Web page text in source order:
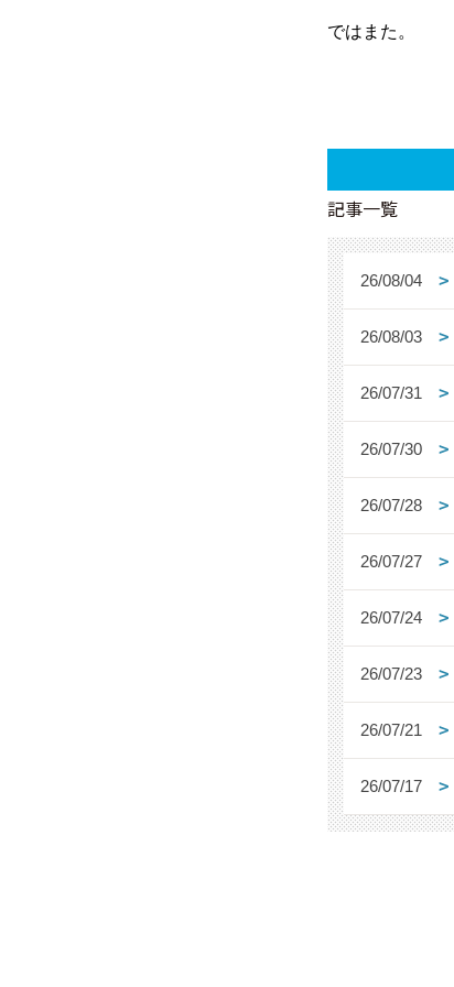
ではまた。
記事一覧
26/08/04
26/08/03
26/07/31
26/07/30
26/07/28
26/07/27
26/07/24
26/07/23
26/07/21
26/07/17